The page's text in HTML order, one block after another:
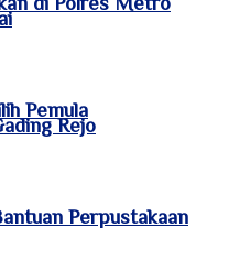
Pemula
Rejo
Perpustakaan